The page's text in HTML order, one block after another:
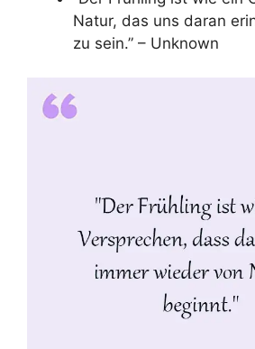
Natur, das uns daran
zu sein.” – Unknown